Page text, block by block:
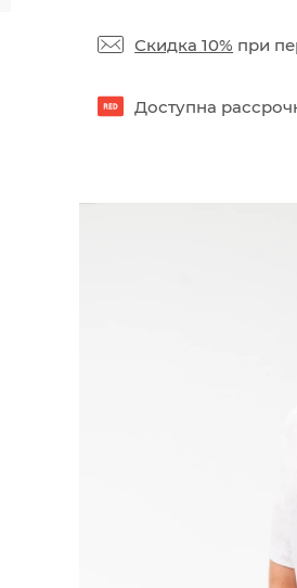
Скидка 10% при
Доступна